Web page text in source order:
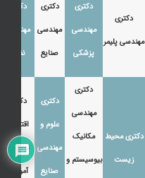
دکتری
مهندسی پلیمر
دکتری
مهندسی
پزشکی
دکتری
مهندسی
صنایع
دکتری
مهندسی
نفت
دکتری محیط
زیست
دکتری
مهندسی
مکانیک
بیوسیستم و
دکتری
علوم و
مهندسی
صنایع
دکتری
اقتصاد،
توسعه و
آموزش